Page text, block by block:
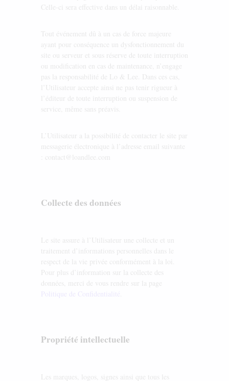
Celle-ci sera effective dans un délai raisonnable.
Tout événement dû à un cas de force majeure
ayant pour conséquence un dysfonctionnement du
site ou serveur et sous réserve de toute interruption
ou modification en cas de maintenance, n’engage
pas la responsabilité de Lo & Lee. Dans ces cas,
l’Utilisateur accepte ainsi ne pas tenir rigueur à
l’éditeur de toute interruption ou suspension de
service, même sans préavis.
L’Utilisateur a la possibilité de contacter le site par
messagerie électronique à l’adresse email suivante
: contact@loandlee.com
Collecte des données
Le site assure à l’Utilisateur une collecte et un
traitement d’informations personnelles dans le
respect de la vie privée conformément à la loi.
Pour plus d’information sur la collecte des
données, merci de vous rendre sur la page
Politique de Confidentialité
Propriété intellectuelle
Les marques, logos, signes ainsi que tous les